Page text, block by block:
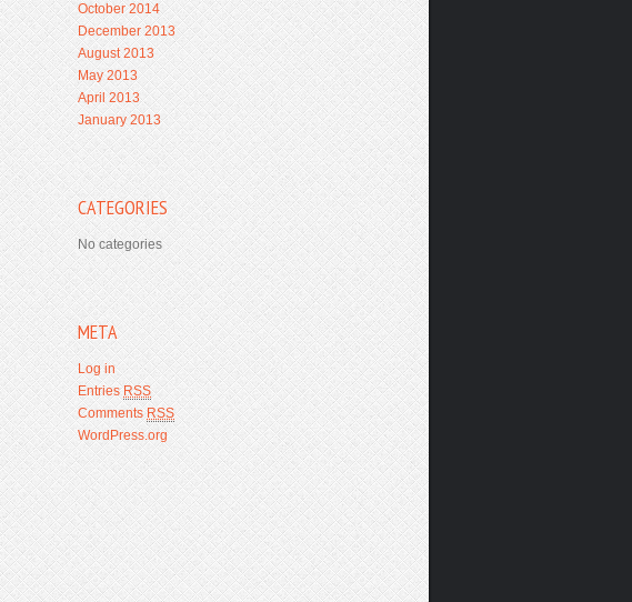
October 2014
December 2013
August 2013
May 2013
April 2013
January 2013
CATEGORIES
No categories
META
Log in
EntriesRSS
CommentsRSS
WordPress.org